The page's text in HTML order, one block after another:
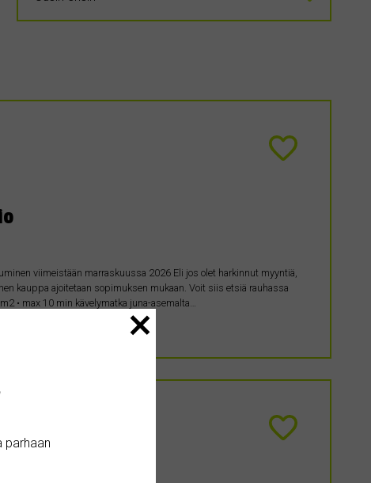
viimeistään marraskuussa 2026 Eli jos olet harkinnut myyntiä,
kauppa ajoitetaan sopimuksen mukaan. Voit siis etsiä rauhassa
• max 10 min kävelymatka juna-asemalta…
parhaan